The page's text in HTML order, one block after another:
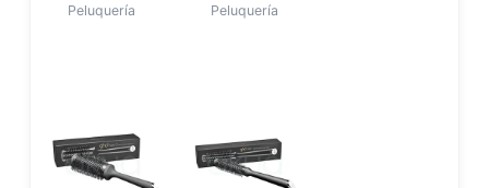
Peluquería Peluquería